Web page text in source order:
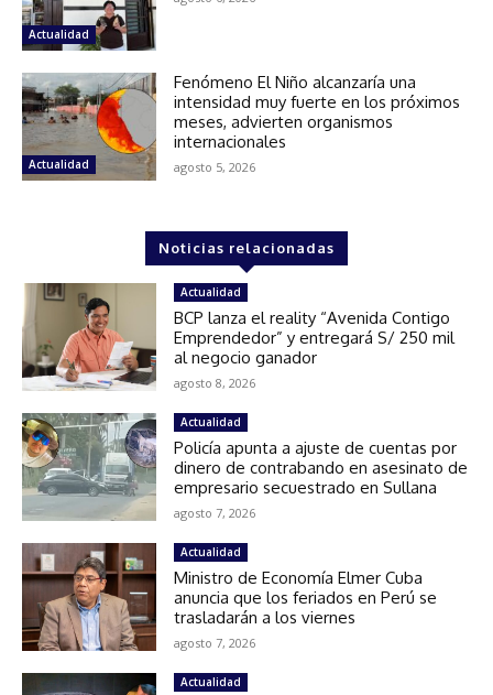
Actualidad
Actualidad
Fenómeno El Niño alcanzaría una
intensidad muy fuerte en los próximos
meses, advierten organismos
internacionales
agosto 5, 2026
Noticias relacionadas
Actualidad
BCP lanza el reality “Avenida Contigo
Emprendedor” y entregará S/ 250 mil
al negocio ganador
agosto 8, 2026
Actualidad
Policía apunta a ajuste de cuentas por
dinero de contrabando en asesinato de
empresario secuestrado en Sullana
agosto 7, 2026
Actualidad
Ministro de Economía Elmer Cuba
anuncia que los feriados en Perú se
trasladarán a los viernes
agosto 7, 2026
Actualidad